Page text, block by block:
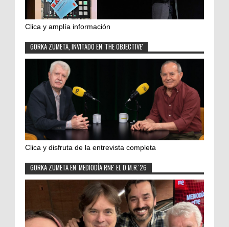
Clica y amplía información
GORKA ZUMETA, INVITADO EN 'THE OBJECTIVE'
Clica y disfruta de la entrevista completa
GORKA ZUMETA EN 'MEDIODÍA RNE' EL D.M.R.'26